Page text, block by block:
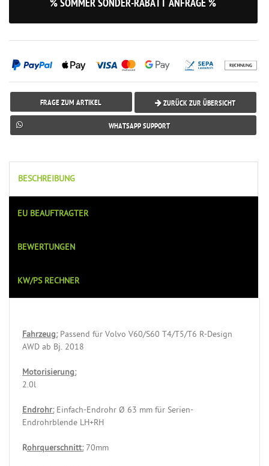
% SOMMER SONDER-RABATT ANFRAGE %
FRAGE ZUM ARTIKEL ZURÜCK ZUR ÜBERSICHT
WHATSAPP SUPPORT
BESCHREIBUNG
EU BEAUFTRAGTER
BEWERTUNGEN
KW/PS RECHNER
Fahrzeug:Passend für Volvo V60/S60 T4/T5/T6 R-Design
AWD ab Bj. 2018
Motorisierung:
2.0l
Endrohr:Einfach-Endrohr Ø 63 mm für Serien-
Endrohrblende LH+RH
Rohrquerschnitt:70mm